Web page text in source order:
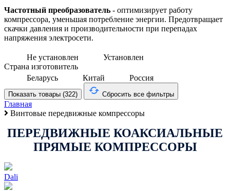
Частотный преобразователь - оптимизирует работу
компрессора, уменьшая потребление энергии. Предотвращает
скачки давления и производительности при перепадах
напряжения электросети.
Не установлен
Установлен
Страна изготовитель
Беларусь
Китай Россия
Показать товары (322) Сбросить все фильтры
Главная
Винтовые передвижные компрессоры
ПЕРЕДВИЖНЫЕ КОАКСИАЛЬНЫЕ
ПРЯМЫЕ КОМПРЕССОРЫ
Dali